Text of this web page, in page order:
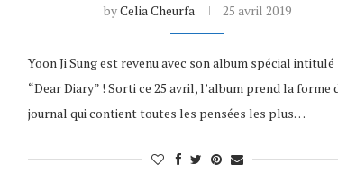
byCelia Cheurfa 25 avril 2019
Yoon Ji Sung est revenu avec son album spécial intitulé
“Dear Diary” ! Sorti ce 25 avril, l’album prend la forme
journal qui contient toutes les pensées les plus…